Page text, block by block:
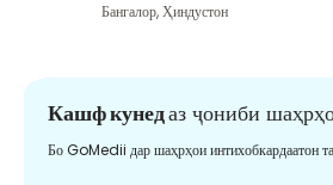
Бангалор,Ҳиндустон
Кашф кунедаз ҷониби
Бо GoMedii дар шаҳрҳои интихобкардаатон